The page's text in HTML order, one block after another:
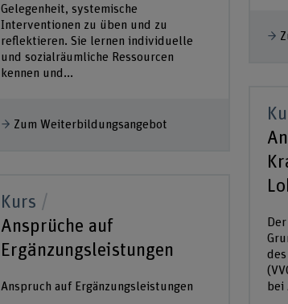
Gelegenheit, systemische
Interventionen zu üben und zu
reflektieren. Sie lernen individuelle
und sozialräumliche Ressourcen
kennen und...
Zum Weiterbildungsangebot
Kurs
Ansprüche auf
Ergänzungsleistungen
Anspruch auf Ergänzungsleistungen